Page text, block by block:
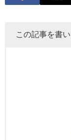
この記事を書い